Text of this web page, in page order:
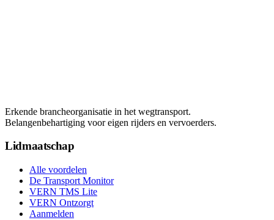
Erkende brancheorganisatie in het wegtransport.
Belangenbehartiging voor eigen rijders en vervoerders.
Lidmaatschap
Alle voordelen
De Transport Monitor
VERN TMS Lite
VERN Ontzorgt
Aanmelden